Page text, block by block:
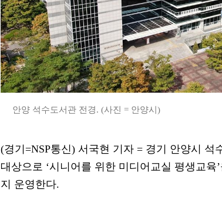
안양 석수도서관 전경. (사진 = 안양시)
(경기=NSP통신) 서국현 기자 = 경기 안양시 석
대상으로 ‘시니어를 위한 미디어교실 평생교육
지 운영한다.